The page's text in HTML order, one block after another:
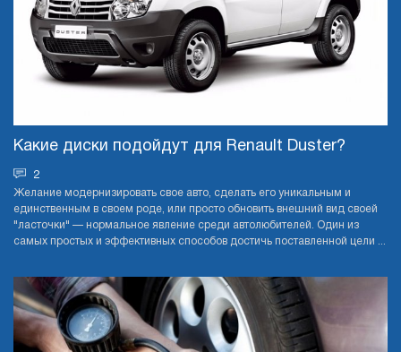
Какие диски подойдут для Renault Duster?
2
Желание модернизировать свое авто, сделать его уникальным и
единственным в своем роде, или просто обновить внешний вид своей
"ласточки" — нормальное явление среди автолюбителей. Один из
самых простых и эффективных способов достичь поставленной цели ...